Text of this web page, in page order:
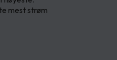
mest strøm